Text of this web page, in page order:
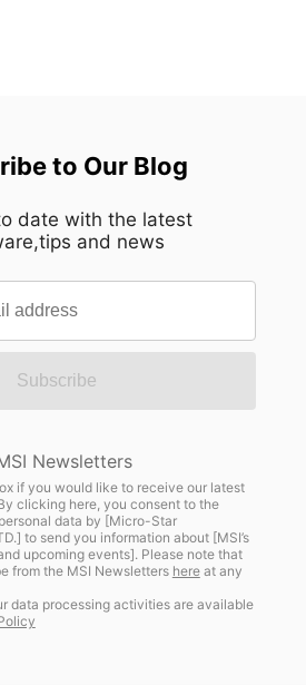
ร์คอมพิวเตอร์ ทั้งโปรเซสเซอร์
รับประกันประสบการณ์การใช้
อย่างไรก็ตาม หาก
ขึ้น มีค่าหน่วง (Latencies) ต่ำ
มีความเป็นไปได้ว่าระบบของ
มที่คุณควรรู้ อธิบายวิธีเปิดใช้
นสำหรับแรมของคุณ และสิ่งที่คุณ
พลาดขึ้นหลังจากที่คุณเข้าไป
เข้าไปในหน้า BIOS สิ่งสำคัญคือ
เข้าใจคำศัพท์สำคัญบางคำที่
to Our Blog
date with the latest
and news
Subscribe
Newsletters
if you would like to receive our latest
clicking here, you consent to the
data by [Micro-Star
to send you information about [MSI’s
upcoming events]. Please note that
from the MSI Newsletters hereat any
data processing activities are available